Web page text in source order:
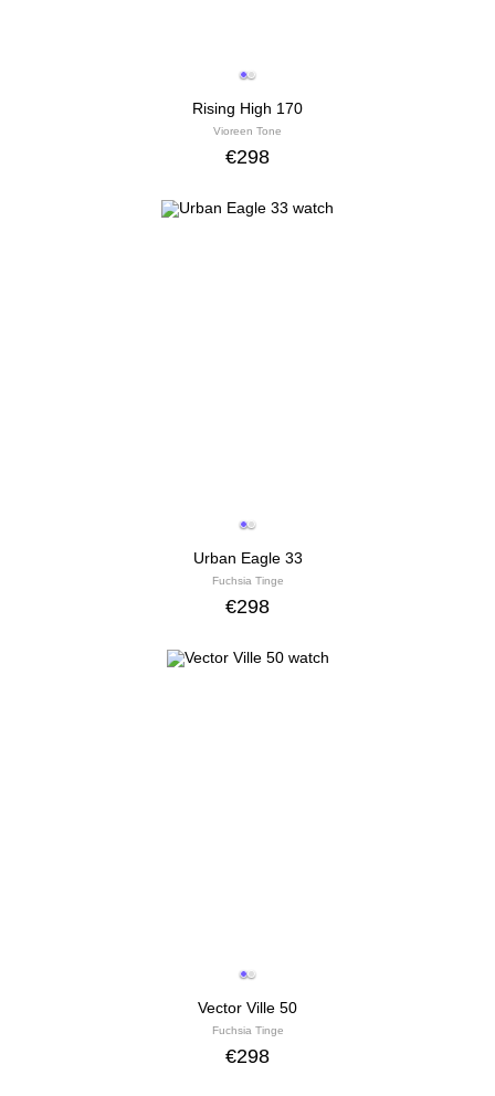
Rising High 170
Vioreen Tone
€298
Urban Eagle 33
Fuchsia Tinge
€298
Vector Ville 50
Fuchsia Tinge
€298